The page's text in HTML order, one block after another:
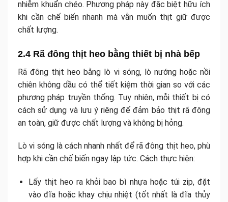
nhiễm khuẩn chéo. Phương pháp này đặc biệt hữu ích
khi cần chế biến nhanh mà vẫn muốn thịt giữ được
chất lượng.
2.4 Rã đông thịt heo bằng thiết bị nhà bếp
Rã đông thịt heo bằng lò vi sóng, lò nướng hoặc nồi
chiên không dầu có thể tiết kiệm thời gian so với các
phương pháp truyền thống. Tuy nhiên, mỗi thiết bị có
cách sử dụng và lưu ý riêng để đảm bảo thịt rã đông
an toàn, giữ được chất lượng và không bị hỏng.
Lò vi sóng là cách nhanh nhất để rã đông thịt heo, phù
hợp khi cần chế biến ngay lập tức. Cách thực hiện:
Lấy thịt heo ra khỏi bao bì nhựa hoặc túi zip, đặt
vào đĩa hoặc khay chịu nhiệt (tốt nhất là đĩa thủy